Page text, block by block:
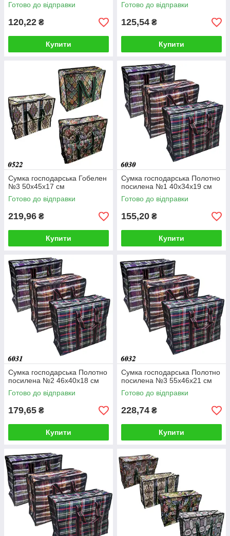
Готово до відправки
120,22 ₴
Купити
Готово до відправки
125,54 ₴
Купити
Сумка господарська Гобелен
№3 50х45х17 см
Готово до відправки
219,96 ₴
Купити
Сумка господарська Полотно
посилена №1 40х34х19 см
Готово до відправки
155,20 ₴
Купити
Сумка господарська Полотно
посилена №2 46х40х18 см
Готово до відправки
179,65 ₴
Купити
Сумка господарська Полотно
посилена №3 55х46х21 см
Готово до відправки
228,74 ₴
Купити